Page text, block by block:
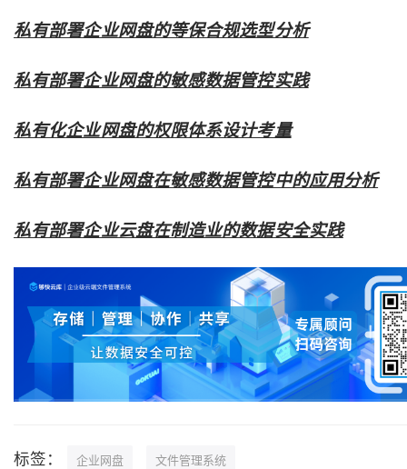
私有部署企业网盘的等保合规选型分析
私有部署企业网盘的敏感数据管控实践
私有化企业网盘的权限体系设计考量
私有部署企业网盘在敏感数据管控中的应用分析
私有部署企业云盘在制造业的数据安全实践
标签： 企业网盘 文件管理系统